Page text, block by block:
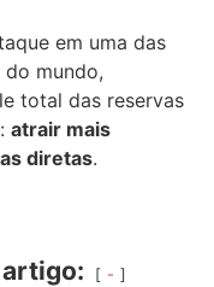
em uma das
mundo,
total das reservas
atrair mais
diretas.
-